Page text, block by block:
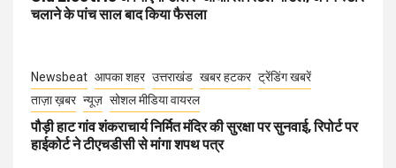
चलाने के पांच साल बाद किया फैसला
Newsbeat आपका शहर उत्तराखंड खबर हटकर ट्रेंडिंग खबरें
ताज़ा ख़बर न्यूज़ सोशल मीडिया वायरल
पौड़ी हाट गांव शंकराचार्य निर्मित मंदिर की सुरक्षा पर सुनवाई, रिपोर्ट पर
हाईकोर्ट ने टीएचडीसी से मांगा शपथ पत्र